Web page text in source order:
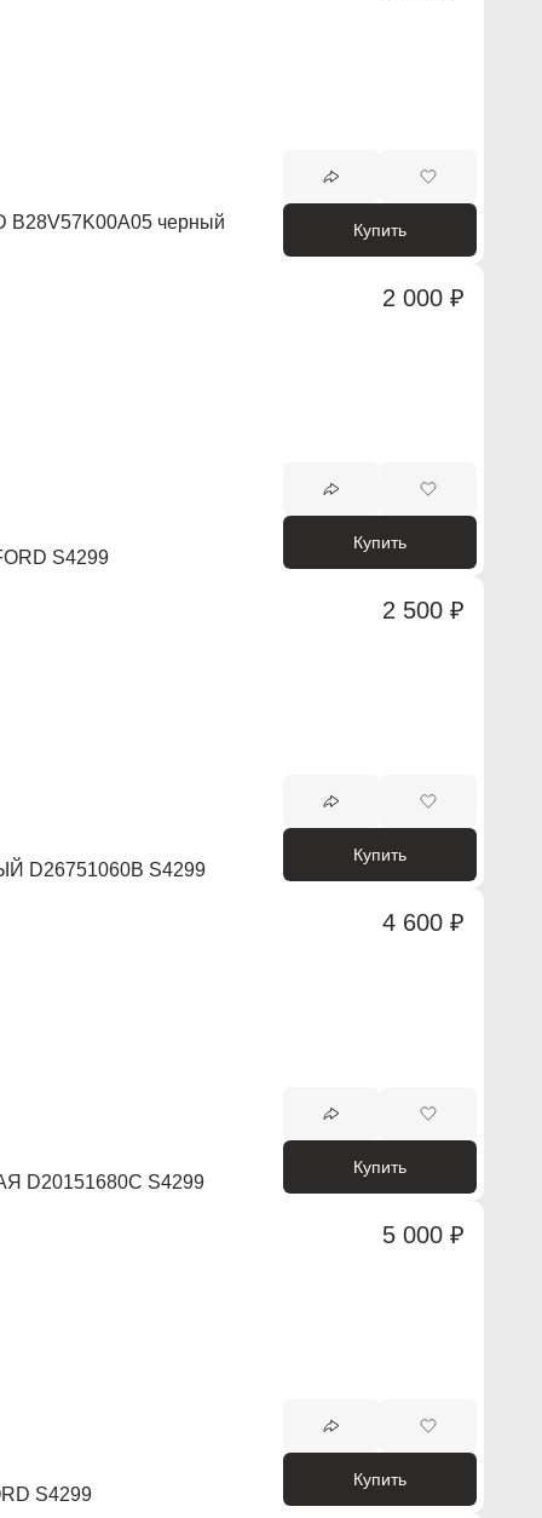
B28V57K00A05 черный
Купить
S4299
2 000 ₽
Купить
D26751060B S4299
2 500 ₽
Купить
D20151680C S4299
4 600 ₽
Купить
S4299
5 000 ₽
Купить